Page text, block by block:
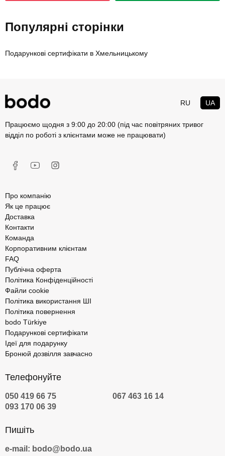
Популярні сторінки
Подарункові сертифікати в Хмельницькому
RU UA
Працюємо щодня з 9:00 до 20:00 (під час повітряних тривог
відділ по роботі з клієнтами може не працювати)
Про компанію
Як це працює
Доставка
Контакти
Команда
Корпоративним клієнтам
FAQ
Публічна оферта
Політика Конфіденційності
Файли cookie
Політика використання ШІ
Політика повернення
bodo Türkiye
Подарункові сертифікати
Ідеї для подарунку
Бронюй дозвілля завчасно
Телефонуйте
050 419 66 75
067 463 16 14
093 170 06 39
Пишіть
e-mail: bodo@bodo.ua